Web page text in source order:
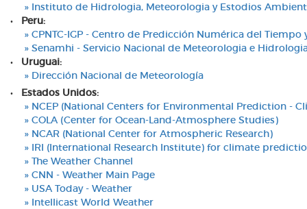
» Instituto de Hidrologia, Meteorologia y Estodios
• Peru:
» CPNTC-IGP - Centro de Predicción Numérica del
» Senamhi - Servicio Nacional de Meteorologia e
• Uruguai:
» Dirección Nacional de Meteorología
• Estados Unidos:
» NCEP (National Centers for Environmental Prediction -
» COLA (Center for Ocean-Land-Atmosphere Studies)
» NCAR (National Center for Atmospheric Research)
» IRI (International Research Institute) for climate
» The Weather Channel
» CNN - Weather Main Page
» USA Today - Weather
» Intellicast World Weather